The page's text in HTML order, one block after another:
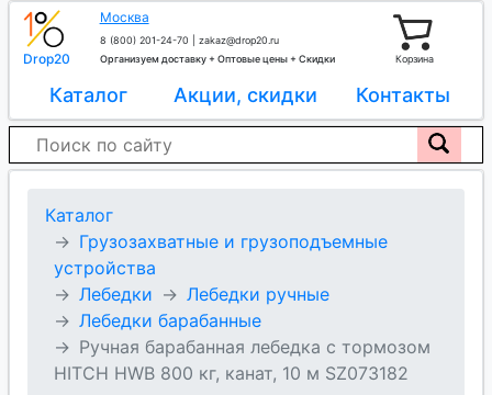
Drop20
Москва
8 (800) 201-24-70
zakaz@drop20.ru
Организуем доставку + Оптовые цены + Скидки
Корзина
Каталог Акции, скидки Контакты
Каталог
Грузозахватные и грузоподъемные
устройства
Лебедки
Лебедки ручные
Лебедки барабанные
Ручная барабанная лебедка с тормозом
HITCH HWB 800 кг, канат, 10 м SZ073182